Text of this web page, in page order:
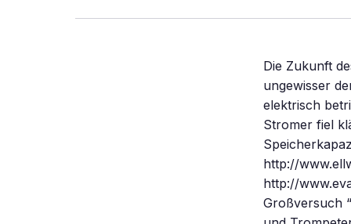
Die Zukunft des Elektroautos ist nach dem enttäuschenden Großversuch auf Rügen ungewisser denn je. Selbst Optimisten sind leiser geworden, wenn es um die Chancen elektrisch betriebener Straßenfahrzeuge geht. Die Ökobilanz der auf Rügen getesteten Stromer fiel kläglich aus. Nun hoffen die Entwickler auf Akkumulatoren mit mehr Speicherkapazität und niedrigerem Preis. INFOS IM INTERNET: Batterielexikon: http://www.ellw.varta.de/d4.html Electric Vehicle Organization of the Americas: http://www.evaa.org. Experimente können schlecht ausgehen. So geschehen beim Großversuch “Erprobung von Elektrofahrzeugen der neuesten Generation”: Mit Pauken und Trompeten am 2. Oktober 1992 vom damaligen Bundesforschungsminister Dr. Heinz Riesenhuber auf Rügen gestartet, hat seine Auswertung jetzt einen rosigen Öko-Traum platzen lassen. 60 Millionen Mark hat das Projekt gekostet, wovon die beteiligte Industrie 34 Millionen trug und das Bundesforschungsministerium den Rest. Das Resultat: Die mit Strom betriebenen Testfahrzeuge auf der Ostseeinsel erzeugten – auf dem Umweg über die stromproduzierenden Kraftwerke – pro gefahrenem Kilometer mehr Kohlen- und Schwefeldioxid als herkömmliche Benzin- oder Dieselfahrzeuge. Auf der Habenseite vermerkten die Tester zwar, die E-Mobile hätten “vergleichsweise sehr geringe Mengen an Kohlenwasserstoffen und zumeist niedrigere Mengen an Stickoxiden” verursacht. Doch beim Einsatz an Primärenergie lagen die Elektroautos, laut 1997 veröffentlichtem Abschlußbericht, wiederum deutlich über den Autos mit Verbrennungsmotoren. Mehr als dreieinhalb Jahre lang hatten Fahrzeughersteller auf der